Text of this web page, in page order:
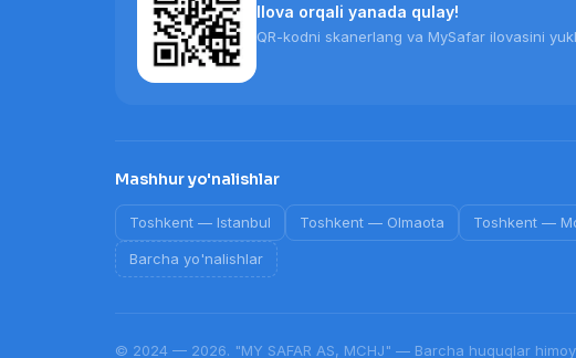
Ilova orqali yanada qulay!
QR-kodni skanerlang va MySafar ilovasini
Mashhur yo'nalishlar
Toshkent — Istanbul Toshkent — Olmaota Toshkent —
Barcha yo'nalishlar
© 2024 — 2026. "MY SAFAR AS, MCHJ" — Barcha huquqlar